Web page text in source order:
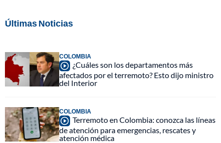
Últimas Noticias
COLOMBIA
¿Cuáles son los departamentos más
afectados por el terremoto? Esto dijo ministro
del Interior
COLOMBIA
Terremoto en Colombia: conozca las líneas
de atención para emergencias, rescates y
atención médica